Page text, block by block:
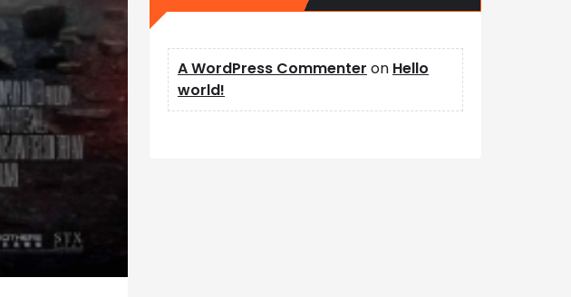
A WordPress Commenter on Hello
world!